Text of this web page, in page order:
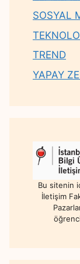
SOSYAL
TREND
YAPAY
Bu sitenin
İletişim